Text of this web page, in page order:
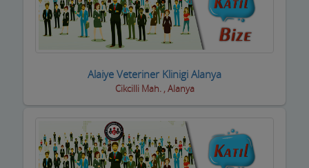
Beyaz Eşya Mağazaları
Beyaz Eşya Teknik Servisler
Bijuteri Parfümeri Ürünleri
Bilgisayar Yazılım Bilişim
Bisiklet Satış ve Tamircisi
Bobinajcılar
Alaiye Veteriner Klinigi Alanya
Cikcilli Mah. , Alanya